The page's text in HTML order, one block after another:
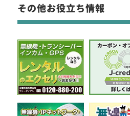
その他お役立ち情報